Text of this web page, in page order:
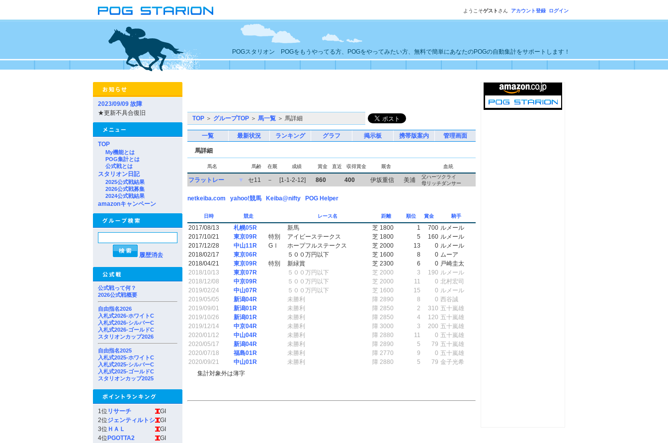
ようこそゲスト さん アカウント登録 ログイン
POGスタリオン POGをもうやってる方、POGをやってみたい方、無料で簡単にあなたのPOGの自動集計をサポートします！
2023/09/09 故障
★更新不具合復旧
TOP
My機能とは
POG集計とは
公式戦とは
スタリオン日記
2025公式戦結果
2026公式戦募集
2024公式戦結果
amazonキャンペーン
履歴消去
公式戦って何？
2026公式戦概要
自由指名2026
入札式2026-ホワイトC
入札式2026-シルバーC
入札式2026-ゴールドC
スタリオンカップ2026
自由指名2025
入札式2025-ホワイトC
入札式2025-シルバーC
入札式2025-ゴールドC
スタリオンカップ2025
1位 リサーチ
GI
2位ジェンティルトシ
GI
3位 ＨＡＬ
GI
4位 PGOTTA2
GI
TOP ＞ グループTOP ＞ 馬一覧 ＞ 馬詳細
一覧 最新状況 ランキング グラフ 掲示板 携帯版案内 管理画面
馬詳細
馬名 馬齢 在厩 成績 賞金 直近 収得賞金 厩舎 血統
フラットレー ▼ セ11 － [1-1-2-12] 860 400 伊坂重信 美浦
父ハーツクライ
母リッチダンサー
netkeiba.com yahoo!競馬 Keiba@nifty POG Helper
日時 競走 レース名 距離 順位 賞金 騎手
2017/08/13 札幌05R 新馬 芝 1800 1 700 ルメール
2017/10/21
東京09R 特別 アイビーステークス 芝 1800 5 160 ルメール
2017/12/28
中山11R GⅠ ホープフルステークス 芝 2000 13 0 ルメール
2018/02/17
東京06R ５００万円以下 芝 1600 8 0 ムーア
2018/04/21
東京09R 特別 新緑賞 芝 2300 6 0 戸崎圭太
2018/10/13
東京07R ５００万円以下 芝 2000 3 190 ルメール
2018/12/08
中京09R ５００万円以下 芝 2000 11 0 北村宏司
2019/02/24
中山07R ５００万円以下 芝 1600 15 0 ルメール
2019/05/05
新潟04R 未勝利 障 2890 8 0 西谷誠
2019/09/01
新潟01R 未勝利 障 2850 2 310 五十嵐雄
2019/10/26
新潟01R 未勝利 障 2850 4 120 五十嵐雄
2019/12/14
中京04R 未勝利 障 3000 3 200 五十嵐雄
2020/01/12
中山04R 未勝利 障 2880 11 0 五十嵐雄
2020/05/17
新潟04R 未勝利 障 2890 5 79 五十嵐雄
2020/07/18
福島01R 未勝利 障 2770 9 0 五十嵐雄
2020/09/21
中山01R 未勝利 障 2880 5 79 金子光希
集計対象外は薄字